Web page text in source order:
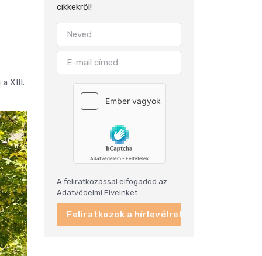
XIII.
cikkekről!
A feliratkozással elfogadod az
Adatvédelmi Elveinket
Feliratkozok a hírlevélre!